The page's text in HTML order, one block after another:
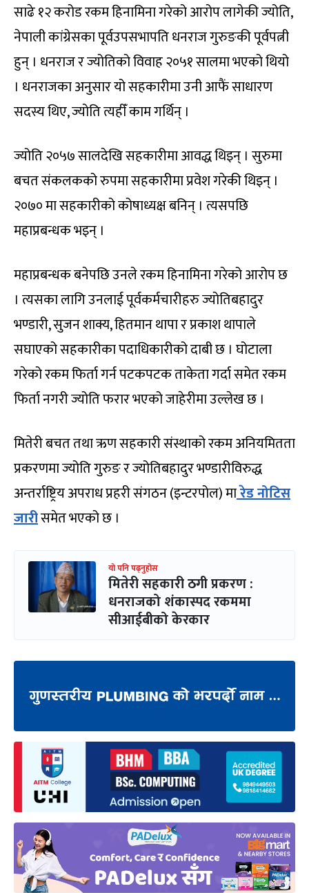
साढे १२ करोड रकम हिनामिना गरेको आरोप लागेकी ज्योति,
नेपाली कांग्रेसका पूर्वउपसभापति धनराज गुरुङकी पूर्वपत्नी
हुन् । धनराज र ज्योतिको विवाह २०५१ सालमा भएको थियो
। धनराजका अनुसार यो सहकारीमा उनी आफैं साधारण
सदस्य थिए, ज्योति त्यहीँ काम गर्थिन् ।
ज्योति २०५७ सालदेखि सहकारीमा आवद्ध थिइन् । सुरुमा
बचत संकलकको रुपमा सहकारीमा प्रवेश गरेकी थिइन् ।
२०७० मा सहकारीको कोषाध्यक्ष बनिन् । त्यसपछि
महाप्रबन्धक भइन् ।
महाप्रबन्धक बनेपछि उनले रकम हिनामिना गरेको आरोप छ
। त्यसका लागि उनलाई पूर्वकर्मचारीहरु ज्योतिबहादुर
भण्डारी, सुजन शाक्य, हितमान थापा र प्रकाश थापाले
सघाएको सहकारीका पदाधिकारीको दाबी छ । घोटाला
गरेको रकम फिर्ता गर्न पटकपटक ताकेता गर्दा समेत रकम
फिर्ता नगरी ज्योति फरार भएको जाहेरीमा उल्लेख छ ।
मितेरी बचत तथा ऋण सहकारी संस्थाको रकम अनियमितता
प्रकरणमा ज्योति गुरुङ र ज्योतिबहादुर भण्डारीविरुद्ध
अन्तर्राष्ट्रिय अपराध प्रहरी संगठन (इन्टरपोल) मारेड नोटिस
जारीसमेत भएको छ ।
यो पनि पढ्नुहोस
मितेरी सहकारी ठगी प्रकरण :
धनराजको शंकास्पद रकममा
सीआईबीको केरकार